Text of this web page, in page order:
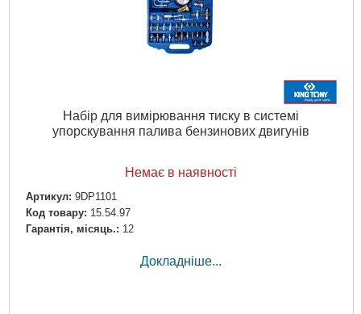
Набір для вимірювання тиску в системі
упорскування палива бензинових двигунів
Немає в наявності
Артикул: 9DP1101
Код товару: 15.54.97
Гарантія, місяць.: 12
Докладніше...